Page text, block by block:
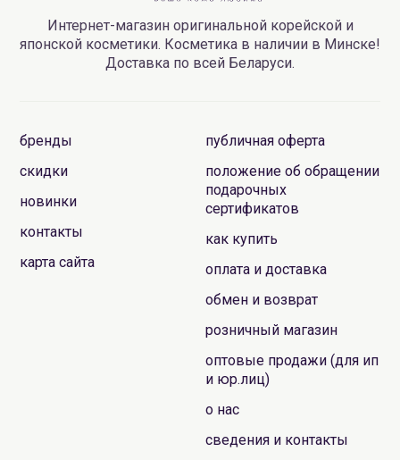
Интернет-магазин оригинальной корейской и
японской косметики. Косметика в наличии в Минске!
Доставка по всей Беларуси.
бренды
скидки
новинки
контакты
карта сайта
публичная оферта
положение об обращении
подарочных
сертификатов
как купить
оплата и доставка
обмен и возврат
розничный магазин
оптовые продажи (для ип
и юр.лиц)
о нас
сведения и контакты